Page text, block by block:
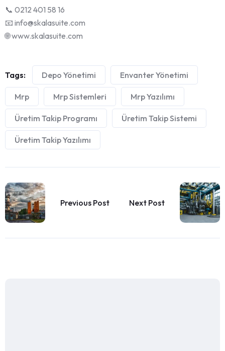
📞 0212 401 58 16
📧 info@skalasuite.com
🌐 www.skalasuite.com
Tags: Depo Yönetimi Envanter Yönetimi
Mrp Mrp Sistemleri Mrp Yazılımı
Üretim Takip Programı Üretim Takip Sistemi
Üretim Takip Yazılımı
Previous Post Next Post